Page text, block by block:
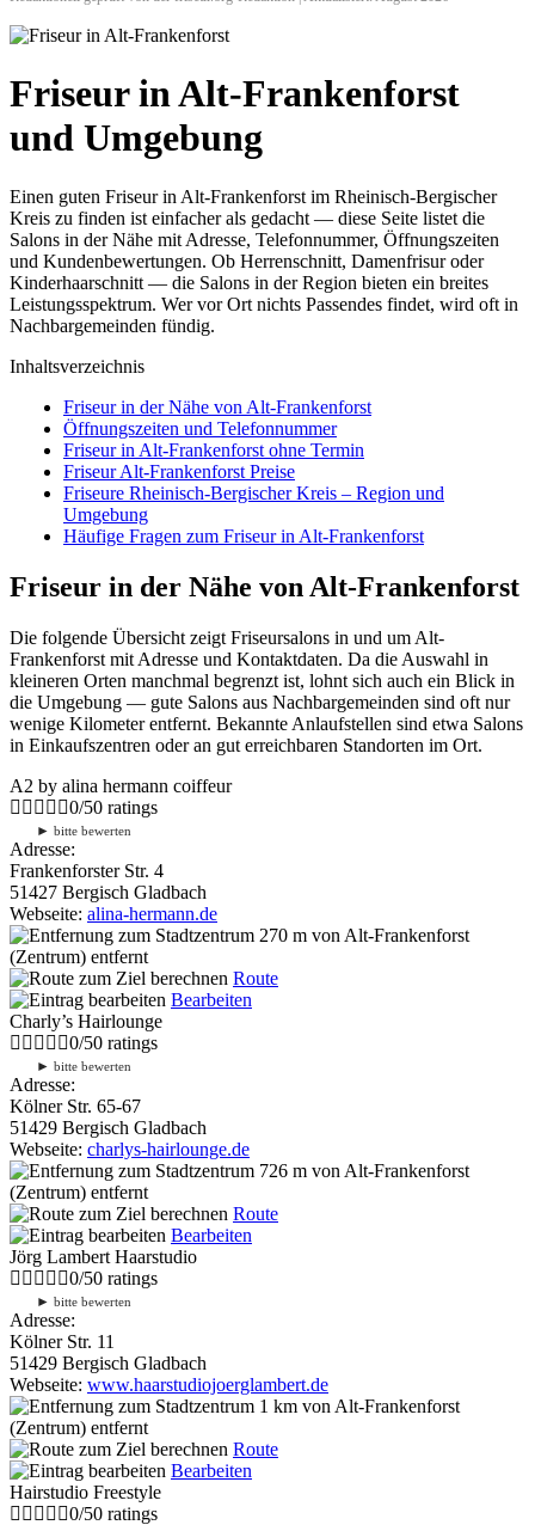
Friseur in Alt-Frankenforst
und Umgebung
Einen guten Friseur in Alt-Frankenforst im Rheinisch-Bergischer
Kreis zu finden ist einfacher als gedacht — diese Seite listet die
Salons in der Nähe mit Adresse, Telefonnummer, Öffnungszeiten
und Kundenbewertungen. Ob Herrenschnitt, Damenfrisur oder
Kinderhaarschnitt — die Salons in der Region bieten ein breites
Leistungsspektrum. Wer vor Ort nichts Passendes findet, wird oft in
Nachbargemeinden fündig.
Inhaltsverzeichnis
Friseur in der Nähe von Alt-Frankenforst
Öffnungszeiten und Telefonnummer
Friseur in Alt-Frankenforst ohne Termin
Friseur Alt-Frankenforst Preise
Friseure Rheinisch-Bergischer Kreis – Region und
Umgebung
Häufige Fragen zum Friseur in Alt-Frankenforst
Friseur in der Nähe von Alt-Frankenforst
Die folgende Übersicht zeigt Friseursalons in und um Alt-
Frankenforst mit Adresse und Kontaktdaten. Da die Auswahl in
kleineren Orten manchmal begrenzt ist, lohnt sich auch ein Blick in
die Umgebung — gute Salons aus Nachbargemeinden sind oft nur
wenige Kilometer entfernt. Bekannte Anlaufstellen sind etwa Salons
in Einkaufszentren oder an gut erreichbaren Standorten im Ort.
A2 by alina hermann coiffeur
0/50 ratings
► bitte bewerten
Adresse:
Frankenforster Str. 4
51427 Bergisch Gladbach
Webseite: alina-hermann.de
270 m von Alt-Frankenforst
(Zentrum) entfernt
Route
Bearbeiten
Charly’s Hairlounge
0/50 ratings
► bitte bewerten
Adresse:
Kölner Str. 65-67
51429 Bergisch Gladbach
Webseite: charlys-hairlounge.de
726 m von Alt-Frankenforst
(Zentrum) entfernt
Route
Bearbeiten
Jörg Lambert Haarstudio
0/50 ratings
► bitte bewerten
Adresse:
Kölner Str. 11
51429 Bergisch Gladbach
Webseite: www.haarstudiojoerglambert.de
1 km von Alt-Frankenforst
(Zentrum) entfernt
Route
Bearbeiten
Hairstudio Freestyle
0/50 ratings